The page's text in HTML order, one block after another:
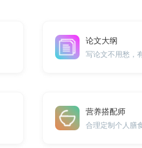
论文大纲
写论文不用愁，
营养搭配师
合理定制个人膳